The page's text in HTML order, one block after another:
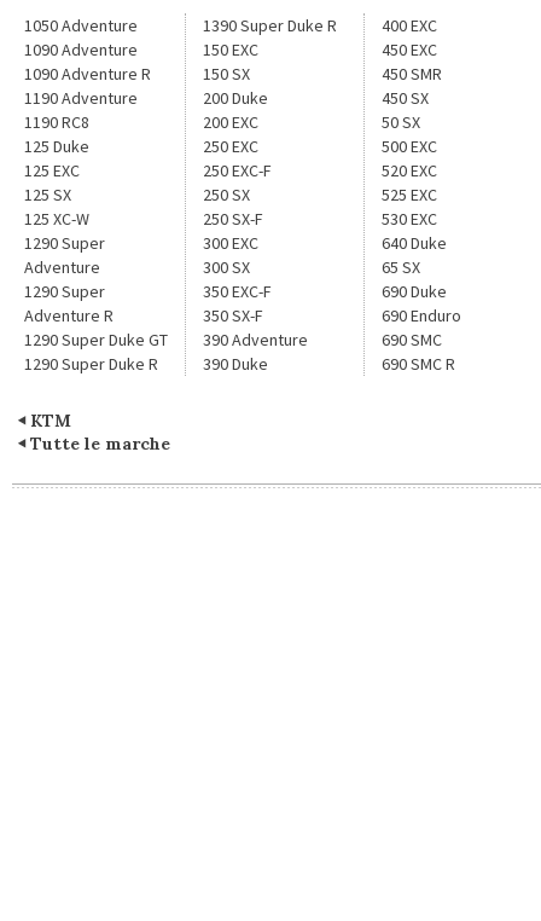
1050 Adventure
1090 Adventure
1090 Adventure R
1190 Adventure
1190 RC8
125 Duke
125 EXC
125 SX
125 XC-W
1290 Super
Adventure
1290 Super
Adventure R
1290 Super Duke GT
1290 Super Duke R
1390 Super Duke R
150 EXC
150 SX
200 Duke
200 EXC
250 EXC
250 EXC-F
250 SX
250 SX-F
300 EXC
300 SX
350 EXC-F
350 SX-F
390 Adventure
390 Duke
400 EXC
450 EXC
450 SMR
450 SX
50 SX
500 EXC
520 EXC
525 EXC
530 EXC
640 Duke
65 SX
690 Duke
690 Enduro
690 SMC
690 SMC R
KTM
Tutte le marche